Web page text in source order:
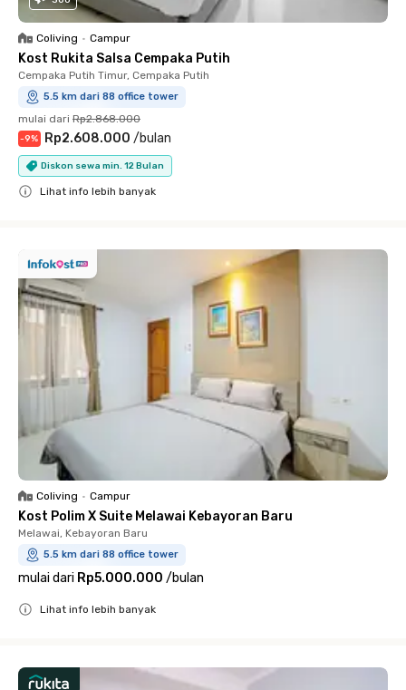
Coliving • Campur
Kost Rukita Salsa Cempaka Putih
Cempaka Putih Timur, Cempaka Putih
5.5 km dari 88 office tower
mulai dari Rp2.868.000
-9% Rp2.608.000 /bulan
Diskon sewa min. 12 Bulan
Lihat info lebih banyak
Coliving • Campur
Kost Polim X Suite Melawai Kebayoran Baru
Melawai, Kebayoran Baru
5.5 km dari 88 office tower
mulai dari Rp5.000.000 /bulan
Lihat info lebih banyak